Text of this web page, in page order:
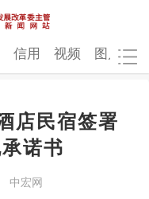
会
图片
信用 视频 图片
店民宿签署
诺书
中宏网